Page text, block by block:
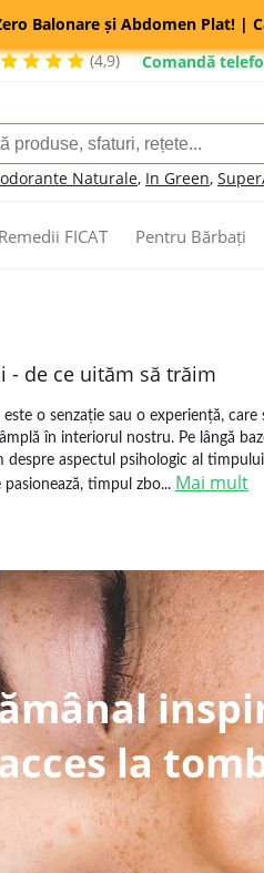
Balonare și Abdomen Plat! |
(4,9)
Comandă
Naturale, In Green,
Remedii FICAT Pentru Bărbați
- de ce uităm să trăim
o senzație sau o experiență, care
în interiorul nostru. Pe lângă
despre aspectul psihologic al
timpul zbo... Mai mult
la